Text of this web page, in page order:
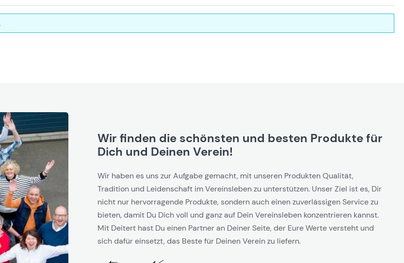
Wir finden die schönsten und besten Produkte für
Dich und Deinen Verein!
Wir haben es uns zur Aufgabe gemacht, mit unseren Produkten Qualität,
Tradition und Leidenschaft im Vereinsleben zu unterstützen. Unser Ziel ist es, Dir
nicht nur hervorragende Produkte, sondern auch einen zuverlässigen Service zu
bieten, damit Du Dich voll und ganz auf Dein Vereinsleben konzentrieren kannst.
Mit Deitert hast Du einen Partner an Deiner Seite, der Eure Werte versteht und
sich dafür einsetzt, das Beste für Deinen Verein zu liefern.